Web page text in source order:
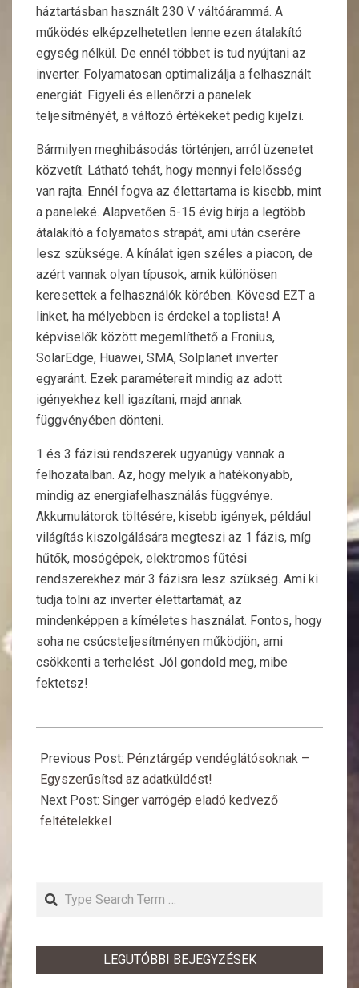
háztartásban használt 230 V váltóárammá. A
működés elképzelhetetlen lenne ezen átalakító
egység nélkül. De ennél többet is tud nyújtani az
inverter. Folyamatosan optimalizálja a felhasznált
energiát. Figyeli és ellenőrzi a panelek
teljesítményét, a változó értékeket pedig kijelzi.
Bármilyen meghibásodás történjen, arról üzenetet
közvetít. Látható tehát, hogy mennyi felelősség
van rajta. Ennél fogva az élettartama is kisebb, mint
a paneleké. Alapvetően 5-15 évig bírja a legtöbb
átalakító a folyamatos strapát, ami után cserére
lesz szüksége. A kínálat igen széles a piacon, de
azért vannak olyan típusok, amik különösen
keresettek a felhasználók körében. Kövesd EZT a
linket, ha mélyebben is érdekel a toplista! A
képviselők között megemlíthető a Fronius,
SolarEdge, Huawei, SMA, Solplanet inverter
egyaránt. Ezek paramétereit mindig az adott
igényekhez kell igazítani, majd annak
függvényében dönteni.
1 és 3 fázisú rendszerek ugyanúgy vannak a
felhozatalban. Az, hogy melyik a hatékonyabb,
mindig az energiafelhasználás függvénye.
Akkumulátorok töltésére, kisebb igények, például
világítás kiszolgálására megteszi az 1 fázis, míg
hűtők, mosógépek, elektromos fűtési
rendszerekhez már 3 fázisra lesz szükség. Ami ki
tudja tolni az inverter élettartamát, az
mindenképpen a kíméletes használat. Fontos, hogy
soha ne csúcsteljesítményen működjön, ami
csökkenti a terhelést. Jól gondold meg, mibe
fektetsz!
12-
28
Previous Post: Pénztárgép vendéglátósoknak –
Egyszerűsítsd az adatküldést!
Next Post: Singer varrógép eladó kedvező
feltételekkel
Search
LEGUTÓBBI BEJEGYZÉSEK